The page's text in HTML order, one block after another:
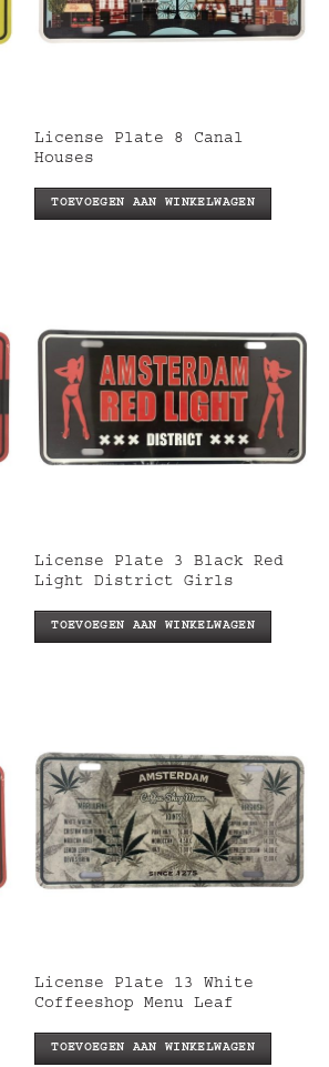
License Plate 8 Canal
Houses
TOEVOEGEN AAN WINKELWAGEN
License Plate 3 Black Red
Light District Girls
TOEVOEGEN AAN WINKELWAGEN
License Plate 13 White
Coffeeshop Menu Leaf
TOEVOEGEN AAN WINKELWAGEN